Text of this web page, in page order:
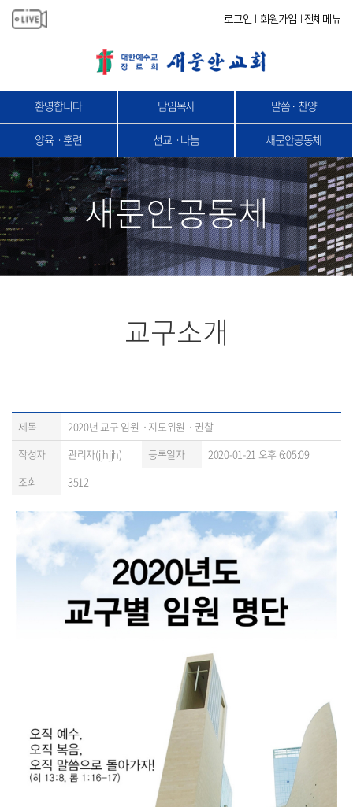
로그인 회원가입 전체메뉴
환영합니다 담임목사 말씀 · 찬양
양육ㆍ훈련 선교ㆍ나눔 새문안공동체
새문안공동체
교구소개
제목
2020년 교구 임원ㆍ지도위원ㆍ권찰
작성자
관리자(jjhjjh) 등록일자
2020-01-21 오후 6:05:09
조회
3512